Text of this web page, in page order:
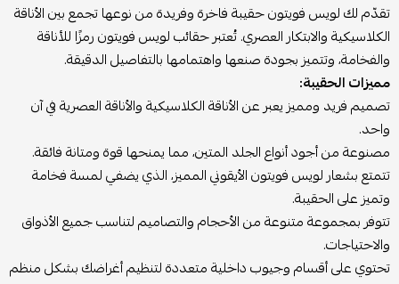
تقدّم لك لويس فويتون حقيبة فاخرة وفريدة من نوعها تجمع بين الأناقة
الكلاسيكية والابتكار العصري. تُعتبر حقائب لويس فويتون رمزًا للأناقة
والفخامة، وتتميز بجودة صنعها واهتمامها بالتفاصيل الدقيقة.
مميزات الحقيبة:
تصميم فريد ومميز يعبر عن الأناقة الكلاسيكية والأناقة العصرية في آن
واحد.
مصنوعة من أجود أنواع الجلد المتين، مما يمنحها قوة ومتانة فائقة.
تتمتع بشعار لويس فويتون الأيقوني المميز، الذي يضفي لمسة فخامة
وتميز على الحقيبة.
تتوفر بمجموعة متنوعة من الأحجام والتصاميم لتناسب جميع الأذواق
والاحتياجات.
تحتوي على أقسام وجيوب داخلية متعددة لتنظيم أغراضك بشكل منظم